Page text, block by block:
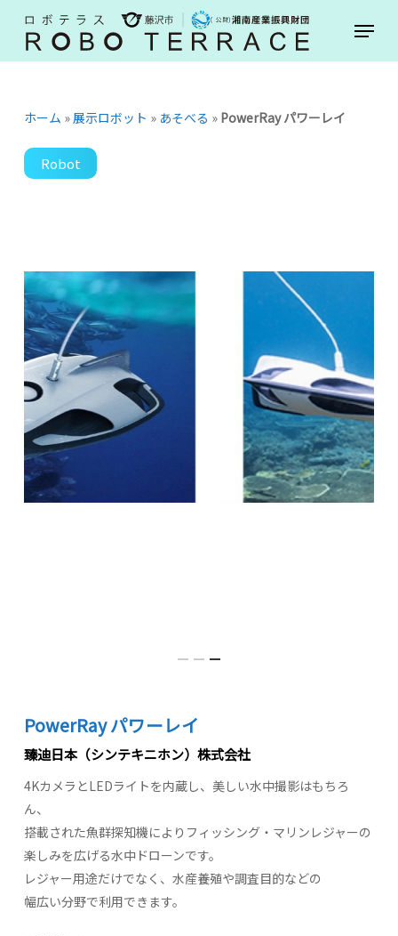
main
Menu
ホーム »展示ロボット » あそべる » PowerRay パワーレイ
Robot
PowerRay パワーレイ
臻迪日本（シンテキニホン）株式会社
4KカメラとLEDライトを内蔵し、美しい水中撮影はもちろ
ん、
搭載された魚群探知機によりフィッシング・マリンレジャーの
楽しみを広げる水中ドローンです。
レジャー用途だけでなく、水産養殖や調査目的などの
幅広い分野で利用できます。